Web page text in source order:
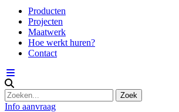
Producten
Projecten
Maatwerk
Hoe werkt huren?
Contact
Info aanvraag